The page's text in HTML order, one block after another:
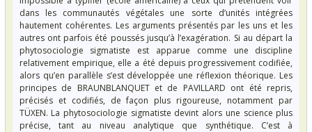
dans les communautés végétales une sorte d’unités intégrées
hautement cohérentes. Les arguments présentés par les uns et les
autres ont parfois été poussés jusqu’à l’exagération. Si au départ la
phytosociologie sigmatiste est apparue comme une discipline
relativement empirique, elle a été depuis progressivement codifiée,
alors qu’en parallèle s’est développée une réflexion théorique. Les
principes de BRAUNBLANQUET et de PAVILLARD ont été repris,
précisés et codifiés, de façon plus rigoureuse, notamment par
TÜXEN. La phytosociologie sigmatiste devint alors une science plus
précise, tant au niveau analytique que synthétique. C’est à